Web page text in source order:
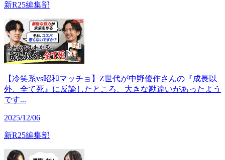
新R25編集部
【冷笑系vs昭和マッチョ】Z世代が中野優作さんの『成長以
外、全て死』に反論したところ、大きな勘違いがあったよう
です...
2025/12/06
新R25編集部